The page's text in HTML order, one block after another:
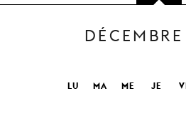
LU MA ME JE